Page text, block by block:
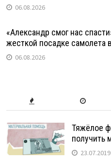
06.08.2026
«Александр смог нас
жесткой посадке самолета
06.08.2026
Тяжёлое
получить
23.07.2019